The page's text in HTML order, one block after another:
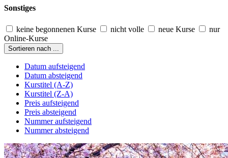
Sonstiges
keine begonnenen Kurse nicht volle neue Kurse
nur
Online-Kurse
Sortieren nach ...
Datum aufsteigend
Datum absteigend
Kurstitel (A-Z)
Kurstitel (Z-A)
Preis aufsteigend
Preis absteigend
Nummer aufsteigend
Nummer absteigend